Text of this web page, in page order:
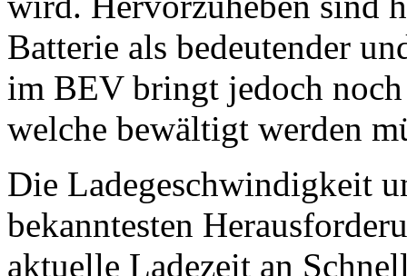
Batterie als bedeutender
im BEV bringt jedoch
welche bewältigt werden
Die Ladegeschwindigkeit
bekanntesten
aktuelle Ladezeit an